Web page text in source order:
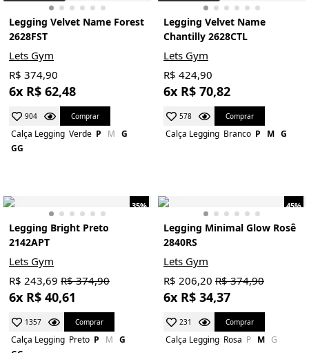
Legging Velvet Name Forest
2628FST
Lets Gym
R$ 374,90
6x R$ 62,48
904 Comprar
Calça Legging Verde P M G
GG
Legging Velvet Name
Chantilly 2628CTL
Lets Gym
R$ 424,90
6x R$ 70,82
578 Comprar
Calça Legging Branco P M G
35%
Legging Bright Preto
2142APT
Lets Gym
R$ 243,69 R$ 374,90
6x R$ 40,61
1357 Comprar
Calça Legging Preto P M G
45%
Legging Minimal Glow Rosê
2840RS
Lets Gym
R$ 206,20 R$ 374,90
6x R$ 34,37
231 Comprar
Calça Legging Rosa P M G